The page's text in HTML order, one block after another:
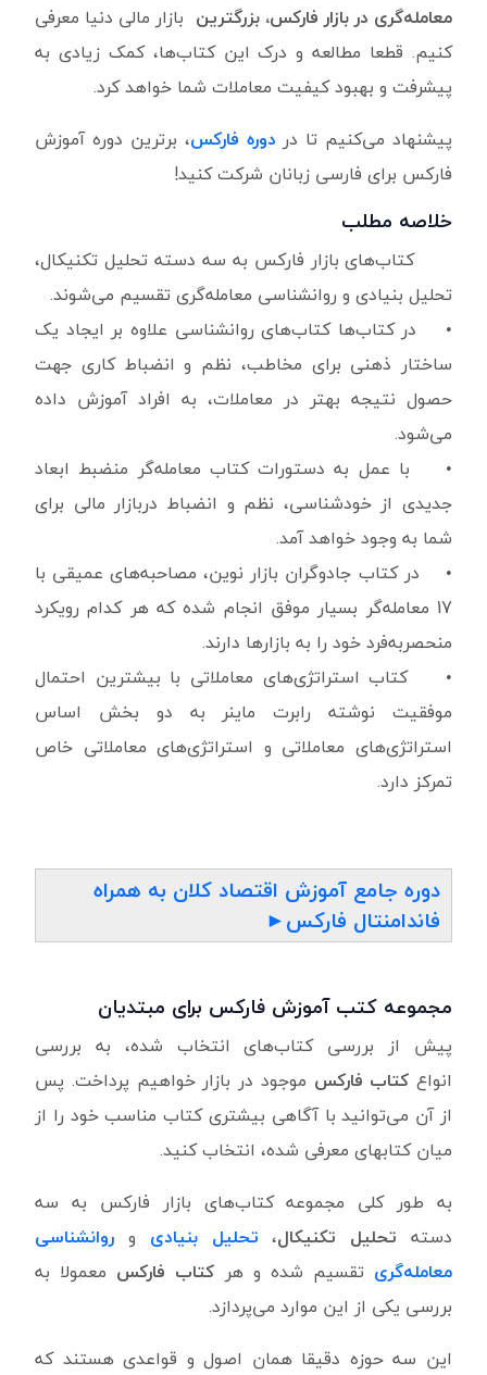
معامله‌گری در بازار فارکس، بزرگترین بازار مالی دنیا معرفی
کنیم. قطعا مطالعه و درک این کتاب‌ها، کمک زیادی به
پیشرفت و بهبود کیفیت معاملات شما خواهد کرد.
پیشنهاد می‌کنیم تا در دوره فارکس، برترین دوره آموزش
فارکس برای فارسی زبانان شرکت کنید!
خلاصه مطلب
کتاب‌های بازار فارکس به سه دسته تحلیل تکنیکال،
تحلیل بنیادی و روانشناسی معامله‌گری تقسیم می‌شوند.
• در کتاب‌ها کتاب‌های روانشناسی علاوه بر ایجاد یک
ساختار ذهنی برای مخاطب، نظم و انضباط کاری جهت
حصول نتیجه بهتر در معاملات، به افراد آموزش داده
می‌شود.
• با عمل به دستورات کتاب معامله‌گر منضبط ابعاد
جدیدی از خودشناسی، نظم و انضباط دربازار مالی برای
شما به وجود خواهد آمد.
• در کتاب جادوگران بازار نوین، مصاحبه‌های عمیقی با
17 معامله‌گر بسیار موفق انجام شده که هر کدام رویکرد
منحصربه‌فرد خود را به بازارها دارند.
• کتاب استراتژی‌های معاملاتی با بیشترین احتمال
موفقیت نوشته رابرت ماینر به دو بخش اساس
استراتژی‌های معاملاتی و استراتژی‌های معاملاتی خاص
تمرکز دارد.
دوره جامع آموزش اقتصاد کلان به همراه
فاندامنتال فارکس►
مجموعه کتب آموزش فارکس برای مبتدیان
پیش از بررسی کتاب‌های انتخاب شده، به بررسی
انواع کتاب فارکس موجود در بازار خواهیم پرداخت. پس
از آن می‌توانید با آگاهی بیشتری کتاب مناسب خود را از
میان کتابهای معرفی شده، انتخاب کنید.
به طور کلی مجموعه کتاب‌های بازار فارکس به سه
دسته تحلیل تکنیکال، تحلیل بنیادی و روانشناسی
معامله‌گری تقسیم شده و هر کتاب فارکس معمولا به
بررسی یکی از این موارد می‌پردازد.
این سه حوزه دقیقا همان اصول و قواعدی هستند که